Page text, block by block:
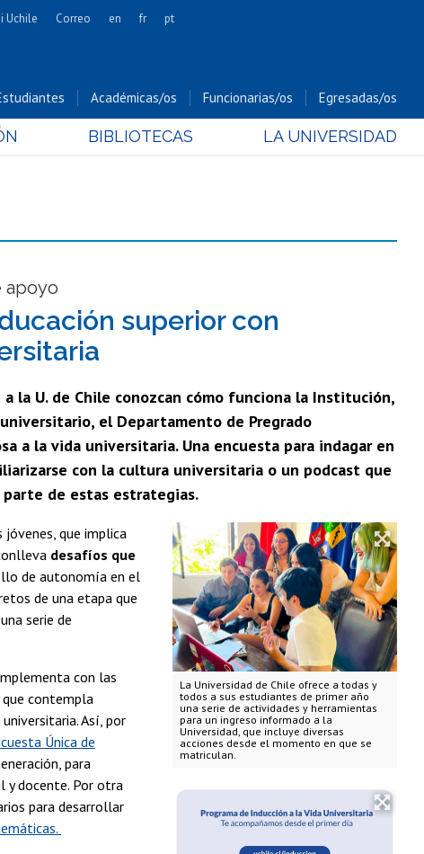
Cs. Forestales y Conservación
Cs. Sociales
Hospital Clínico
Uchile Correo en fr pt
Académicas/os Funcionarias/os Egresadas/os
BIBLIOTECAS LA UNIVERSIDAD
apoyo
superior con
la U. de Chile conozcan cómo funciona la Institución,
el Departamento de Pregrado
a la vida universitaria. Una encuesta para indagar en
con la cultura universitaria o un podcast que
de estas estrategias.
La Universidad de Chile ofrece a todas y
todos a sus estudiantes de primer año
una serie de actividades y herramientas
para un ingreso informado a la
Universidad, que incluye diversas
acciones desde el momento en que se
matriculan.
que implica
desafíos que
de autonomía en el
de una etapa que
serie de
con las
contempla
Así, por
Única de
para
y docente. Por otra
para desarrollar